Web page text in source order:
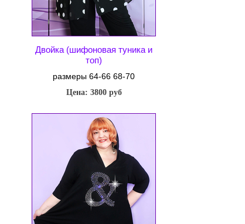
Двойка (шифоновая туника и
топ)
размеры 64-66 68-70
Цена: 3800 руб